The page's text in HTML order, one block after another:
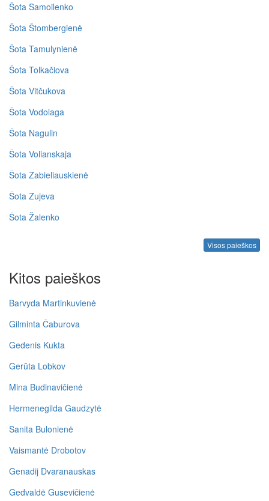
Šota Samoilenko
Šota Štombergienė
Šota Tamulynienė
Šota Tolkačiova
Šota Vitčukova
Šota Vodolaga
Šota Nagulin
Šota Volianskaja
Šota Zabieliauskienė
Šota Zujeva
Šota Žalenko
Visos paieškos
Kitos paieškos
Barvyda Martinkuvienė
Gilminta Čaburova
Gedenis Kukta
Gerūta Lobkov
Mina Budinavičienė
Hermenegilda Gaudzytė
Sanita Bulonienė
Vaismantė Drobotov
Genadij Dvaranauskas
Gedvaldė Gusevičienė